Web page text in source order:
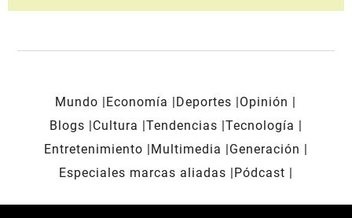
Mundo Economía Deportes
Opinión
Blogs
Cultura Tendencias Tecnología
Entretenimiento
Multimedia
Generación
Especiales marcas aliadas
Pódcast